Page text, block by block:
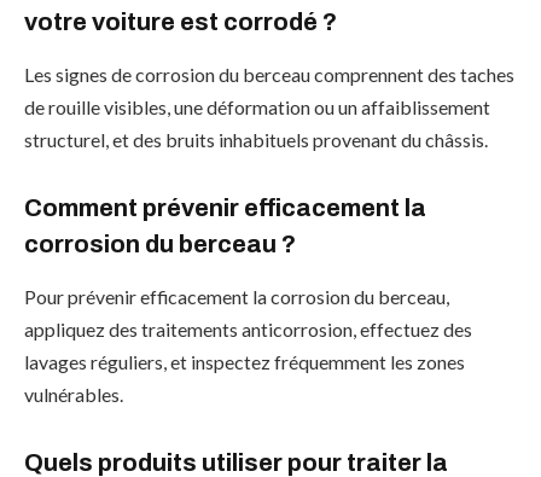
votre voiture est corrodé ?
Les signes de corrosion du berceau comprennent des taches
de rouille visibles, une déformation ou un affaiblissement
structurel, et des bruits inhabituels provenant du châssis.
Comment prévenir efficacement la
corrosion du berceau ?
Pour prévenir efficacement la corrosion du berceau,
appliquez des traitements anticorrosion, effectuez des
lavages réguliers, et inspectez fréquemment les zones
vulnérables.
Quels produits utiliser pour traiter la